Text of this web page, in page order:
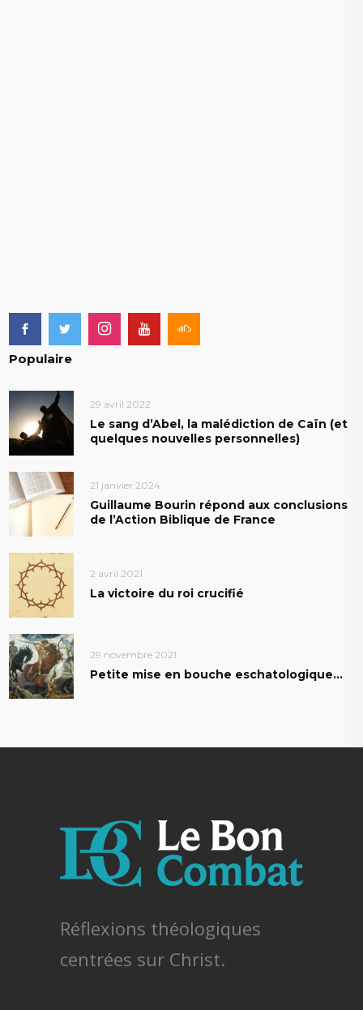
Populaire
29 avril 2022
Le sang d’Abel, la malédiction de Caïn (et
quelques nouvelles personnelles)
21 janvier 2024
Guillaume Bourin répond aux conclusions
de l’Action Biblique de France
2 avril 2021
La victoire du roi crucifié
29 novembre 2021
Petite mise en bouche eschatologique…
Réflexions théologiques
centrées sur Christ.